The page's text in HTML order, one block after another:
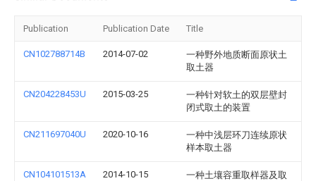
Publication Publication Date Title
CN102788714B 2014-07-02
一种野外地质断面原状土
取土器
CN204228453U 2015-03-25
一种针对软土的双层壁封
闭式取土的装置
CN211697040U 2020-10-16
一种中浅层环刀连续原状
样本取土器
CN104101513A 2014-10-15
一种土壤容重取样器及取